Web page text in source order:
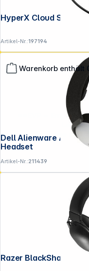
Warenkorb enthält
Artikel-Nr.:197194
Dell Alienware AW725H weiß 3-Mode
Headset
Artikel-Nr.:211439
**EVP =
Alle Preise exkl.